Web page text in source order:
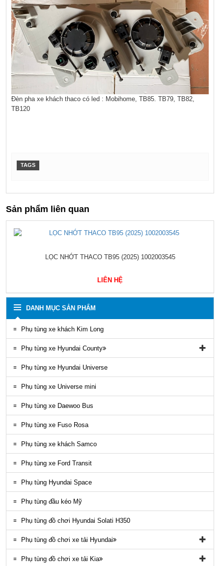
Đèn pha xe khách thaco có led : Mobihome, TB85. TB79, TB82,
TB120
TAGS
Sản phẩm liên quan
LỌC NHỚT THACO TB95 (2025) 1002003545
LIÊN HỆ
DANH MỤC SẢN PHẨM
Phụ tùng xe khách Kim Long
Phụ tùng xe Hyundai County
Phụ tùng vỏ xe County
Phụ kiện ghế county
Gioăng County
Phụ tùng gầm máy County
Ốp nhựa ngoại thất County
ĐÈN LED COUNTY
Nội thất County
Ngoại thất County
Phụ tùng điều hòa County
Phụ tùng xe Hyundai Universe
Phụ tùng xe Universe mini
Phụ tùng xe Daewoo Bus
Phụ tùng xe Fuso Rosa
Phụ tùng xe khách Samco
Phụ tùng xe Ford Transit
Phụ tùng Hyundai Space
Phụ tùng đầu kéo Mỹ
Phụ tùng đồ chơi Hyundai Solati H350
Phụ tùng đồ chơi xe tải Hyundai
Phụ tùng đồ chơi xe tải Hyundai HD65, HD72
Phụ tùng đồ chơi xe tải Kia